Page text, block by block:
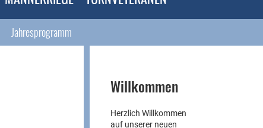
Jahresprogramm
Willkommen
Herzlich Willkommen
auf unserer neuen